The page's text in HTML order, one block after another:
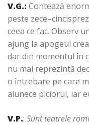
V.G.: Contează
peste
ceea ce fac. Observ
ajung la apogeul
dar din momentul în
nu mai reprezintă
o întrebare pe care
alunece piciorul, iar
V.P.: Sunt teatrele